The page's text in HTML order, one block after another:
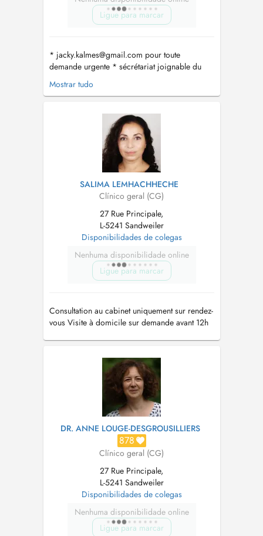
Ligue para marcar
* jacky.kalmes@gmail.com pour toute
demande urgente * sécrétariat joignable du
lundi-vendredi de 8h-11h au numéro 35 04 56
* horaires des consultations UNIQUEMENT
8h-11h45 et 14h-16h30 - Mer: 8h-11h45 et 14h-
16h30 - Jeu: absente - Ven:...
Mostrar tudo
SALIMA LEMHACHHECHE
Clínico geral (CG)
27 Rue Principale,
L-5241 Sandweiler
Disponibilidades de colegas
Nenhuma disponibilidade online
Ligue para marcar
Consultation au cabinet uniquement sur rendez-
vous Visite à domicile sur demande avant 12h
DR. ANNE LOUGE-DESGROUSILLIERS
878
Clínico geral (CG)
27 Rue Principale,
L-5241 Sandweiler
Disponibilidades de colegas
Nenhuma disponibilidade online
Ligue para marcar